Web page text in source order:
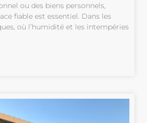
ou des biens personnels,
fiable est essentiel. Dans les
où l’humidité et les intempéries